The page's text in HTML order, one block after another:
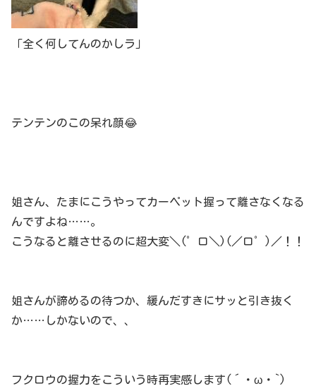
「全く何してんのかしラ」
テンテンのこの呆れ顔😂
姐さん、たまにこうやってカーペット握って離さなくなる
んですよね……。
こうなると離させるのに超大変＼(゜ロ＼)(／ロ゜)／！！
姐さんが諦めるの待つか、緩んだすきにサッと引き抜く
か……しかないので、、
フクロウの握力をこういう時再実感します(´・ω・`)